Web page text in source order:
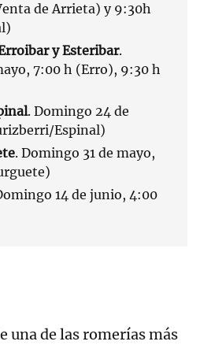
de Arrieta) y 9:30h
y Esteribar.
7:00 h (Erro), 9:30 h
. Domingo 24 de
Espinal)
. Domingo 31 de mayo,
14 de junio, 4:00
una de las romerías más